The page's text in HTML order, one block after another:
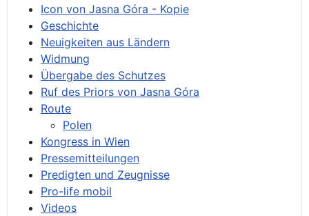
Icon von Jasna Góra - Kopie
Geschichte
Neuigkeiten aus Ländern
Widmung
Übergabe des Schutzes
Ruf des Priors von Jasna Góra
Route
Polen
Kongress in Wien
Pressemitteilungen
Predigten und Zeugnisse
Pro-life mobil
Videos